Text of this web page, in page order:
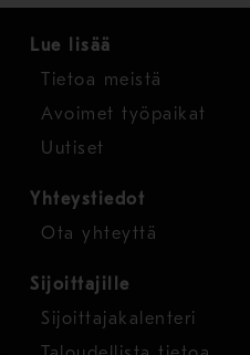
Lue lisää
Tietoa meistä
Avoimet työpaikat
Uutiset
Yhteystiedot
Ota yhteyttä
Sijoittajille
Sijoittajakalenteri